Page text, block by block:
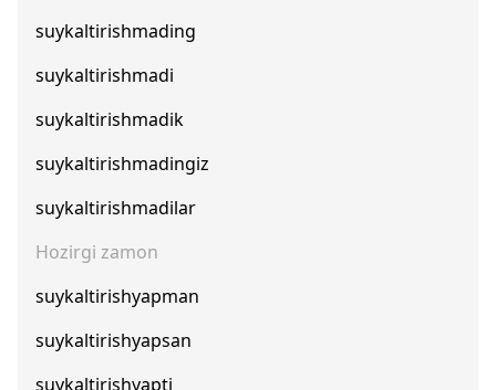
suykaltirishmading
suykaltirishmadi
suykaltirishmadik
suykaltirishmadingiz
suykaltirishmadilar
Hozirgi zamon
suykaltirishyapman
suykaltirishyapsan
suykaltirishyapti